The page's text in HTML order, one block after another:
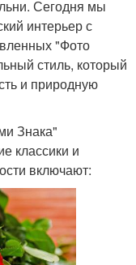
Сегодня мы
интерьер с
"Фото
стиль, который
и природную
Знака"
классики и
включают: